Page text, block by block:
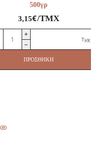
500γρ
3,15€/ΤΜΧ
Paccheri
No130
De
Τμχ
ΠΡΟΣΘΉΚΗ